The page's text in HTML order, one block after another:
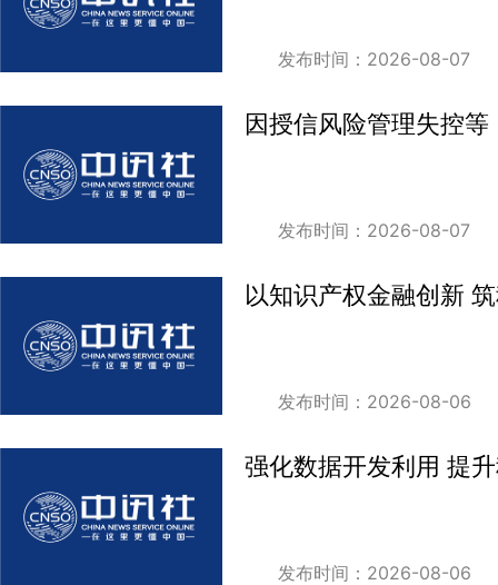
发布时间：2026-08-07
因授信风险管理失控
发布时间：2026-08-07
以知识产权金融创新
发布时间：2026-08-06
强化数据开发利用 提
发布时间：2026-08-06